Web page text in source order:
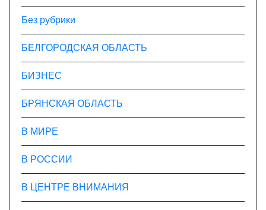
Без рубрики
БЕЛГОРОДСКАЯ ОБЛАСТЬ
БИЗНЕС
БРЯНСКАЯ ОБЛАСТЬ
В МИРЕ
В РОССИИ
В ЦЕНТРЕ ВНИМАНИЯ